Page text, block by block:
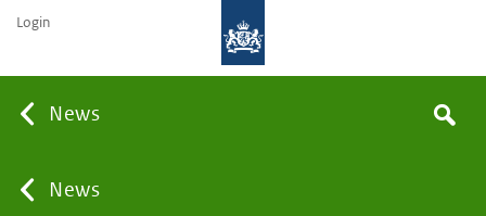
News
YouNews
the
Search
Login